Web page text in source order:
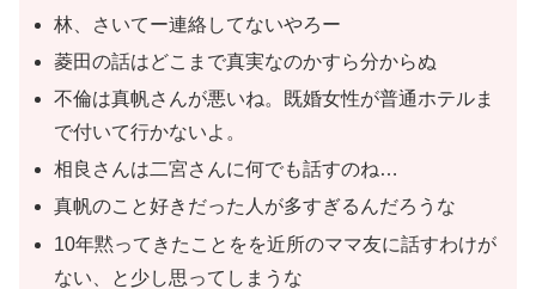
林、さいてー連絡してないやろー
菱田の話はどこまで真実なのかすら分からぬ
不倫は真帆さんが悪いね。既婚女性が普通ホテルま
で付いて行かないよ。
相良さんは二宮さんに何でも話すのね…
真帆のこと好きだった人が多すぎるんだろうな
10年黙ってきたことをを近所のママ友に話すわけが
ない、と少し思ってしまうな